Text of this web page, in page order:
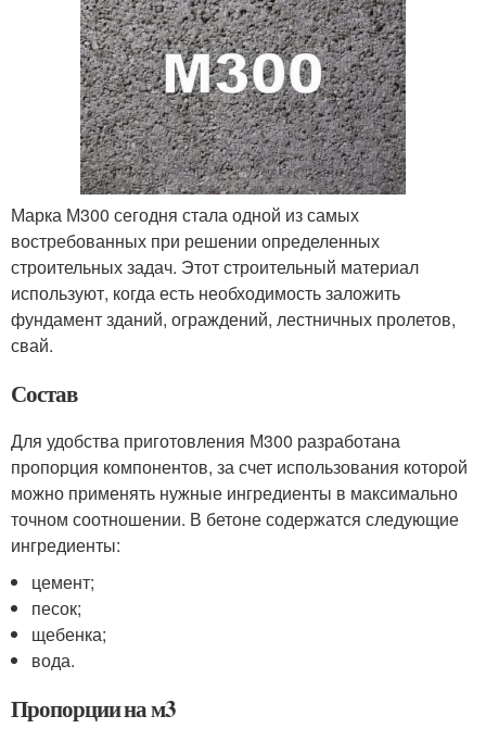
Марка М300 сегодня стала одной из самых
востребованных при решении определенных
строительных задач. Этот строительный материал
используют, когда есть необходимость заложить
фундамент зданий, ограждений, лестничных пролетов,
свай.
Состав
Для удобства приготовления М300 разработана
пропорция компонентов, за счет использования которой
можно применять нужные ингредиенты в максимально
точном соотношении. В бетоне содержатся следующие
ингредиенты:
цемент;
песок;
щебенка;
вода.
Пропорции на м3